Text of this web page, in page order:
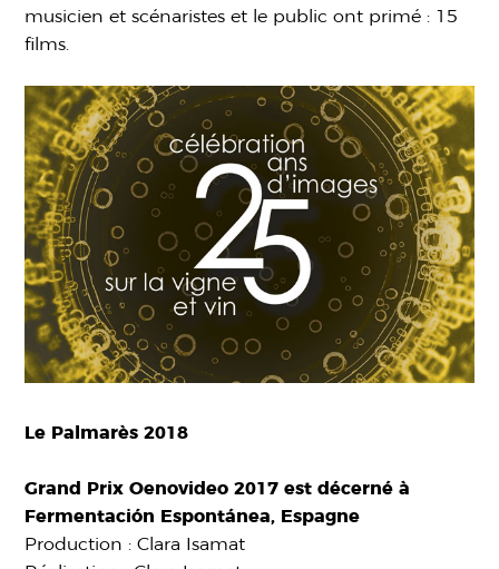
musicien et scénaristes et le public ont primé : 15
films.
Le Palmarès 2018
Grand Prix Oenovideo 2017 est décerné à
Fermentación Espontánea, Espagne
Production : Clara Isamat